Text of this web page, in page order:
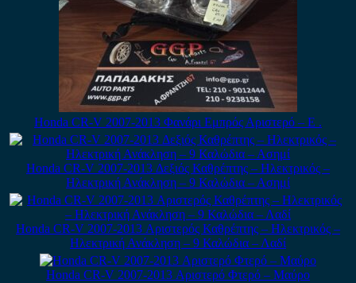
Honda CR-V 2007-2013 Φανάρι Εμπρός Αριστερό – E .
Honda CR-V 2007-2013 Δεξιός Καθρέπτης – Ηλεκτρικός –
Ηλεκτρική Ανάκληση – 9 Καλώδια – Ασημί
Honda CR-V 2007-2013 Αριστερός Καθρέπτης – Ηλεκτρικός –
Ηλεκτρική Ανάκληση – 9 Καλώδια – Λαδί
Honda CR-V 2007-2013 Αριστερό Φτερό – Μαύρο